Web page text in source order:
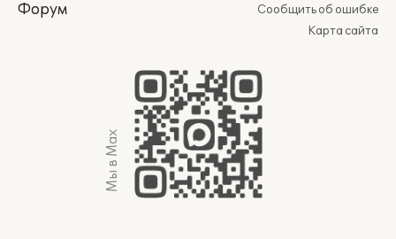
Форум
Сообщить об ошибке
Карта сайта
Мы в Max